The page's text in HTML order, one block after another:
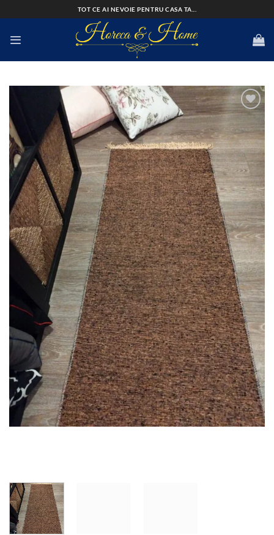
to
TOT CE AI NEVOIE PENTRU CASA TA...
Add to
wishlist